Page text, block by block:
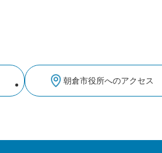
朝倉市役所へのアクセス